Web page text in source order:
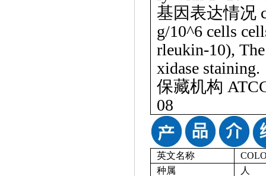
基因表达情况
g/10^6 cells
rleukin-10),
xidase staining.
保藏机构
08
英文名称
种属
人